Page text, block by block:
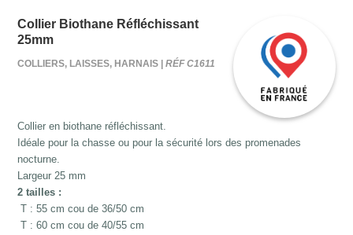
Collier Biothane Réfléchissant
25mm
COLLIERS, LAISSES, HARNAIS | RÉF C1611
Collier en biothane réfléchissant.
Idéale pour la chasse ou pour la sécurité lors des promenades
nocturne.
Largeur 25 mm
2 tailles :
T : 55 cm cou de 36/50 cm
T : 60 cm cou de 40/55 cm